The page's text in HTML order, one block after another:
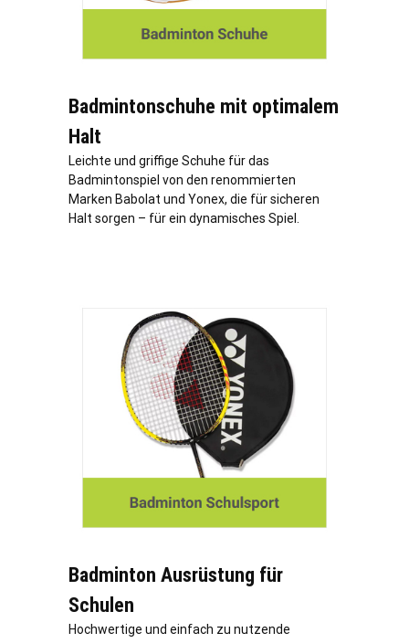
Badmintonschuhe mit optimalem
Halt
Leichte und griffige Schuhe für das
Badmintonspiel von den renommierten
Marken Babolat und Yonex, die für sicheren
Halt sorgen – für ein dynamisches Spiel.
Badminton Ausrüstung für
Schulen
Hochwertige und einfach zu nutzende